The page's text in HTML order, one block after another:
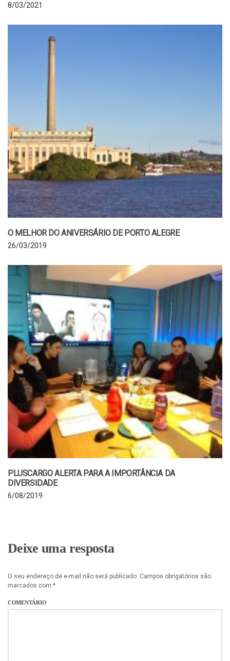
8/03/2021
O MELHOR DO ANIVERSÁRIO DE PORTO ALEGRE
26/03/2019
PLUSCARGO ALERTA PARA A IMPORTÂNCIA DA
DIVERSIDADE
6/08/2019
Deixe uma resposta
O seu endereço de e-mail não será publicado. Campos obrigatórios são
marcados com *
COMENTÁRIO